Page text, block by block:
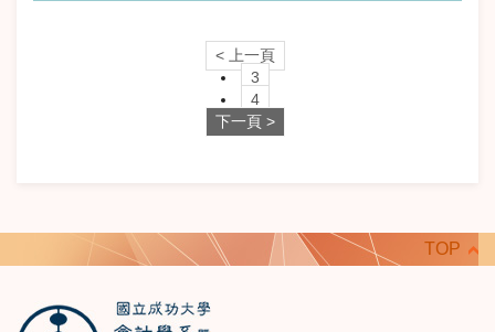
< 上一頁
3
4
下一頁 >
TOP